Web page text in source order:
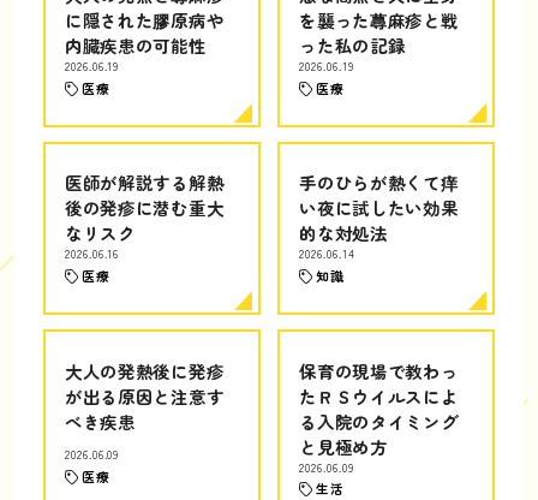
に隠された膠原病や
内臓疾患の可能性
2026.06.19
医療
を襲った蕁麻疹と戦
った私の記録
2026.06.19
医療
医師が解説する解熱
後の発疹に潜む重大
なリスク
2026.06.16
医療
手のひらが熱くて痒
い夜に試したい効果
的な対処法
2026.06.14
知識
大人の発熱後に発疹
が出る原因と注意す
べき疾患
2026.06.09
医療
保育の現場で教わっ
たＲＳウイルスによ
る入院のタイミング
と見極め方
2026.06.09
生活